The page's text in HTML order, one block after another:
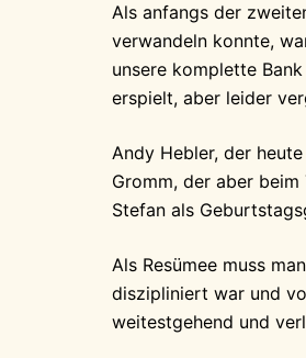
Als anfangs der
verwandeln konnte,
unsere komplette
erspielt, aber leider
Andy Hebler, der
Gromm, der aber
Stefan als
Als Resümee muss
diszipliniert war und
weitestgehend und